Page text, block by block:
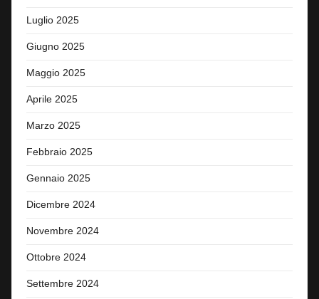
Luglio 2025
Giugno 2025
Maggio 2025
Aprile 2025
Marzo 2025
Febbraio 2025
Gennaio 2025
Dicembre 2024
Novembre 2024
Ottobre 2024
Settembre 2024